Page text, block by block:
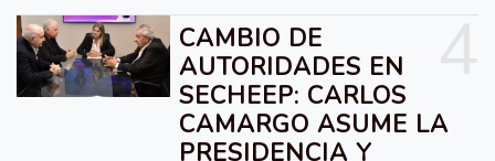
CAMBIO DE
AUTORIDADES EN
SECHEEP: CARLOS
CAMARGO ASUME LA
PRESIDENCIA Y